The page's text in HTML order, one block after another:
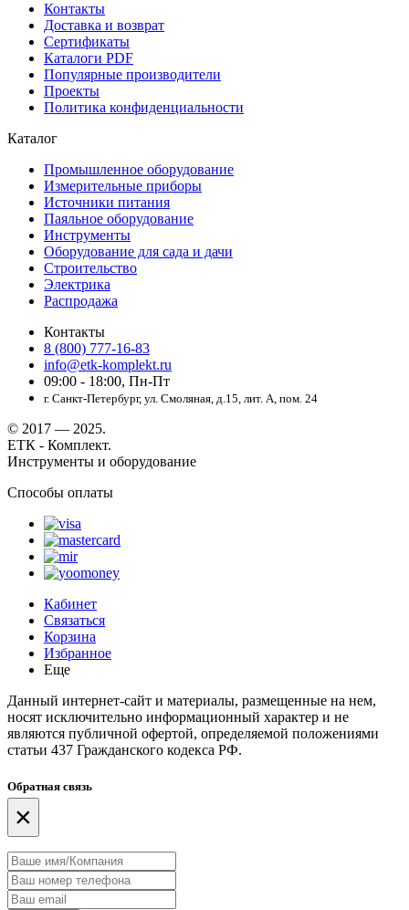
Контакты
Доставка и возврат
Сертификаты
Каталоги PDF
Популярные производители
Проекты
Политика конфиденциальности
Каталог
Промышленное оборудование
Измерительные приборы
Источники питания
Паяльное оборудование
Инструменты
Оборудование для сада и дачи
Строительство
Электрика
Распродажа
Контакты
8 (800) 777-16-83
info@etk-komplekt.ru
09:00 - 18:00, Пн-Пт
г. Санкт-Петербург, ул. Смоляная, д.15, лит. А, пом. 24
© 2017 — 2025.
ЕТК - Комплект.
Инструменты и оборудование
Способы оплаты
Кабинет
Связаться
Корзина
Избранное
Еще
Данный интернет-сайт и материалы, размещенные на нем,
носят исключительно информационный характер и не
являются публичной офертой, определяемой положениями
статьи 437 Гражданского кодекса РФ.
Обратная связь
×